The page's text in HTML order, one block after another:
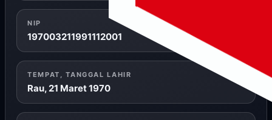
NIP
197003211991112001
TEMPAT, TANGGAL LAHIR
Rau, 21 Maret 1970